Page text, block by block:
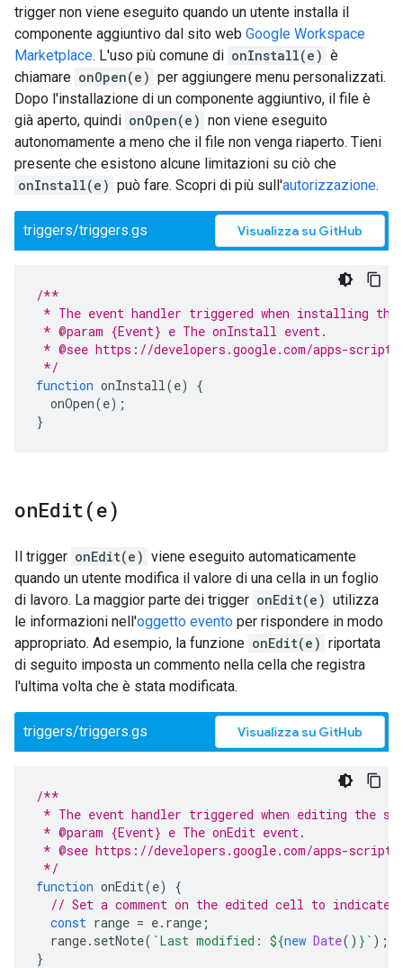
trigger non viene eseguito quando un utente installa il
componente aggiuntivo dal sito web Google Workspace
Marketplace. L'uso più comune di onInstall(e) è
chiamare onOpen(e) per aggiungere menu personalizzati.
Dopo l'installazione di un componente aggiuntivo, il file è
già aperto, quindi onOpen(e) non viene eseguito
autonomamente a meno che il file non venga riaperto. Tieni
presente che esistono alcune limitazioni su ciò che
onInstall(e) può fare. Scopri di più sull'autorizzazione.
triggers/triggers.gs Visualizza su GitHub
/**
* The event handler triggered when installing the
* @param {Event} e The onInstall event.
* @see https://developers.google.com/apps-
*/
function onInstall(e)
{
onOpen(e);
}
onEdit(e)
Il trigger onEdit(e) viene eseguito automaticamente
quando un utente modifica il valore di una cella in un foglio
di lavoro. La maggior parte dei trigger onEdit(e) utilizza
le informazioni nell'oggetto evento per rispondere in modo
appropriato. Ad esempio, la funzione onEdit(e) riportata
di seguito imposta un commento nella cella che registra
l'ultima volta che è stata modificata.
triggers/triggers.gs Visualizza su GitHub
/**
* The event handler triggered when editing the
* @param {Event} e The onEdit event.
* @see https://developers.google.com/apps-
*/
function onEdit(e)
{
// Set a comment on the edited cell to indicate
const range = e. range ;
range. setNote( `Last modified: ${new Date() } ` );
}